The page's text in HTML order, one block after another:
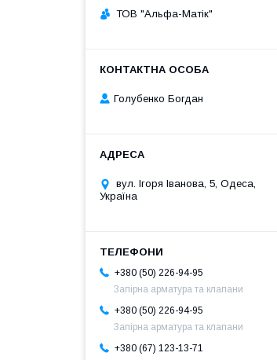
ТОВ "Альфа-Матік"
Голубенко Богдан
вул. Ігоря Іванова, 5, Одеса,
Україна
+380 (50) 226-94-95
Запірна арматура та клапани
+380 (50) 226-94-95
Запірна арматура та клапани
+380 (67) 123-13-71